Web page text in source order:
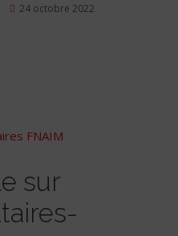
24 octobre 2022
sur